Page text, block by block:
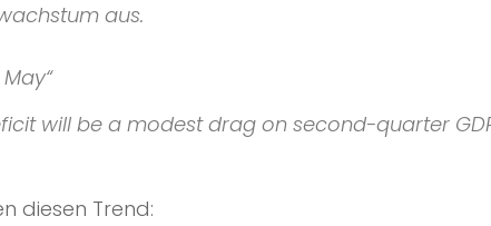
aus.
will be a modest drag on second-quarter
diesen Trend: